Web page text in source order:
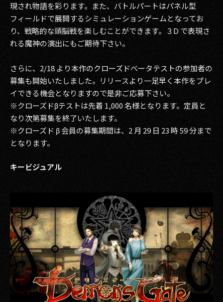
2017
2016
2014
2013
2012
2011
現され物語を彩ります。また、バトルパートはパネル型
フィールドで展開するシミュレーションゲームとなってお
り、戦略的な頭脳戦を楽しむことができます。３D で表現さ
れる魔神の演出にもご期待下さい。
さらに、2/18 より本作のクローズドベータテストの参加者の
募集も開始いたしました。リリースより一足早く本作をプレ
イできる機会となりますので是非ご応募下さい。
※クローズドβテストは先着 1,000 名様となります。定員と
なり次第募集を終了いたします。
※クローズド β 会員の募集期間は、2 月 29 日 23 時 59 分まで
となります。
キービジュアル